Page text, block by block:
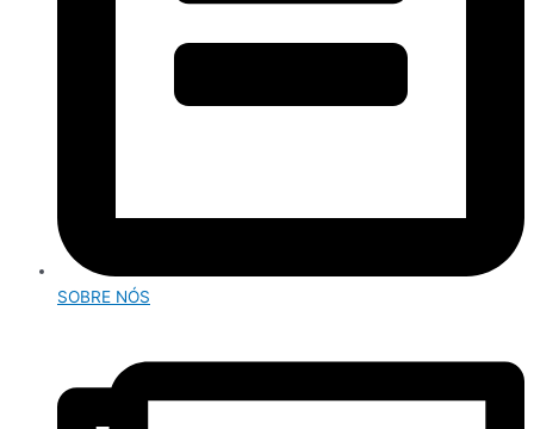
SOBRE NÓS